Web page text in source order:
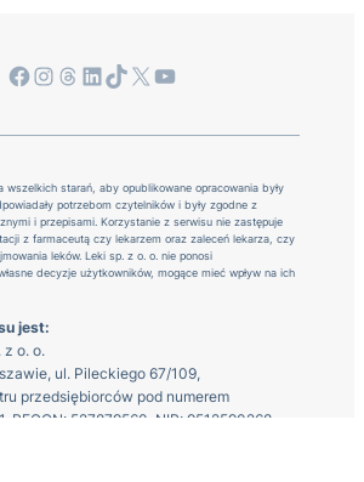
Facebook InstagramThreads LinkedIn TikTok X YouTube
wszelkich starań, aby opublikowane opracowania były
potrzebom czytelników i były zgodne z
i przepisami. Korzystanie z serwisu nie zastępuje
z farmaceutą czy lekarzem oraz zaleceń lekarza, czy
leków. Leki sp. z o. o. nie ponosi
decyzje użytkowników, mogące mieć wpływ na ich
jest:
z o. o.
ul. Pileckiego 67/109,
przedsiębiorców pod numerem
REGON: 527879560, NIP: 9512590268